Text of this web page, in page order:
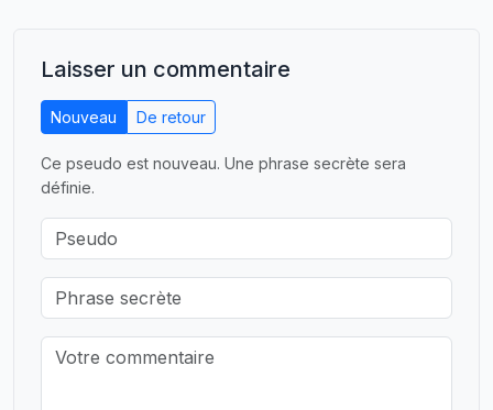
Laisser un commentaire
Nouveau De retour
Ce pseudo est nouveau. Une phrase secrète sera
définie.